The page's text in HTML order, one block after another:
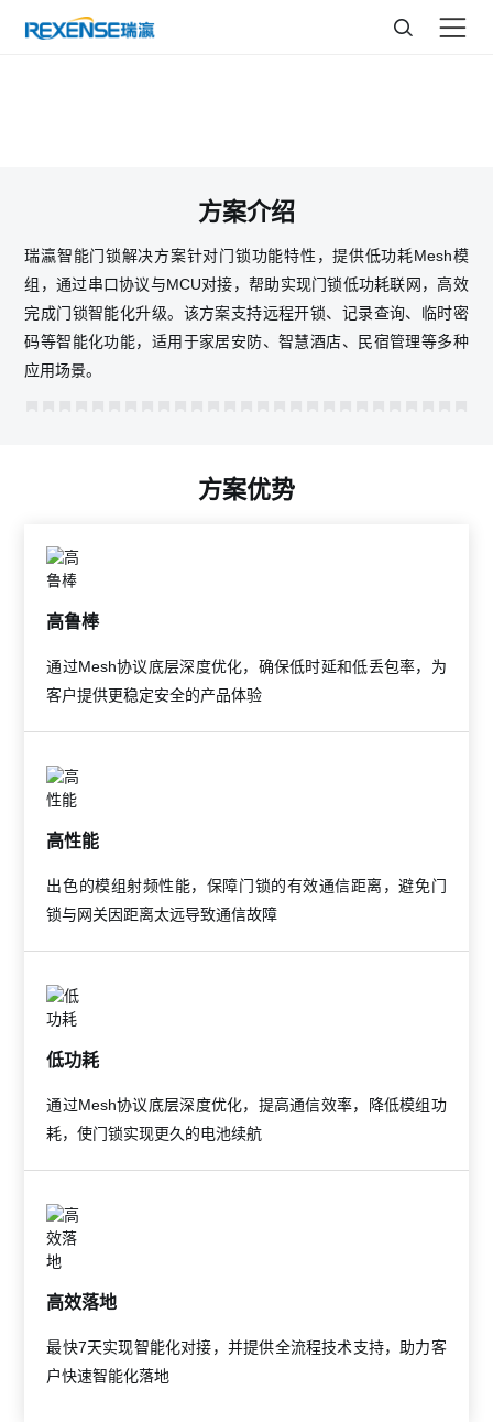
方案介绍
瑞瀛智能门锁解决方案针对门锁功能特性，提供低功耗Mesh模
组，通过串口协议与MCU对接，帮助实现门锁低功耗联网，高效
完成门锁智能化升级。该方案支持远程开锁、记录查询、临时密
码等智能化功能，适用于家居安防、智慧酒店、民宿管理等多种
应用场景。
方案优势
高鲁棒
通过Mesh协议底层深度优化，确保低时延和低丢包率，为
客户提供更稳定安全的产品体验
高性能
出色的模组射频性能，保障门锁的有效通信距离，避免门
锁与网关因距离太远导致通信故障
低功耗
通过Mesh协议底层深度优化，提高通信效率，降低模组功
耗，使门锁实现更久的电池续航
高效落地
最快7天实现智能化对接，并提供全流程技术支持，助力客
户快速智能化落地